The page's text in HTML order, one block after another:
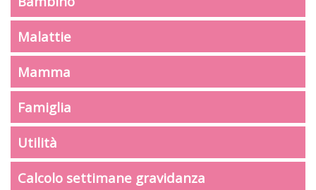
Malattie
Mamma
Famiglia
Utilità
Calcolo settimane gravidanza